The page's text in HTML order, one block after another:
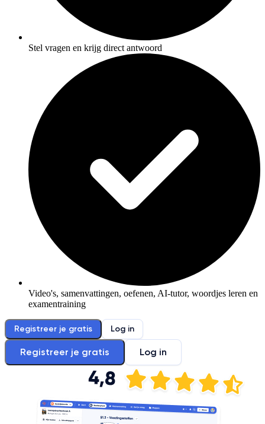
Stel vragen en krijg direct antwoord
Video's, samenvattingen, oefenen, AI-tutor, woordjes leren en
examentraining
Registreer je gratis Log in
Registreer je gratis Log in